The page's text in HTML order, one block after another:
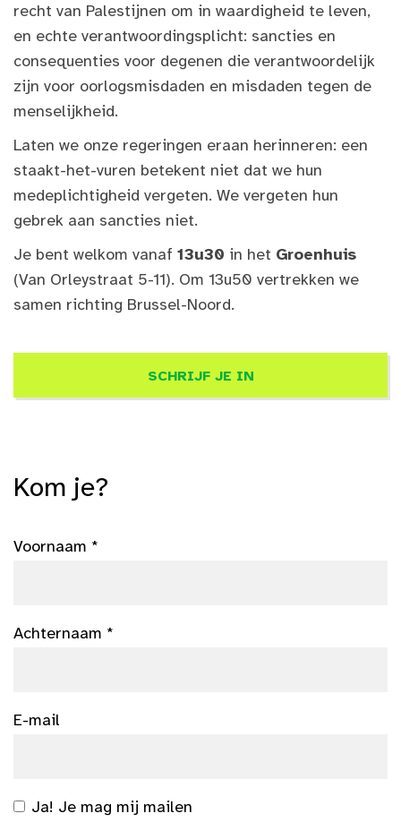
recht van Palestijnen om in waardigheid te leven,
en echte verantwoordingsplicht: sancties en
consequenties voor degenen die verantwoordelijk
zijn voor oorlogsmisdaden en misdaden tegen de
menselijkheid.
Laten we onze regeringen eraan herinneren: een
staakt-het-vuren betekent niet dat we hun
medeplichtigheid vergeten. We vergeten hun
gebrek aan sancties niet.
Je bent welkom vanaf 13u30 in het Groenhuis
(Van Orleystraat 5-11). Om 13u50 vertrekken we
samen richting Brussel-Noord.
SCHRIJF JE IN
Kom je?
Voornaam *
Achternaam *
E-mail
Ja! Je mag mij mailen